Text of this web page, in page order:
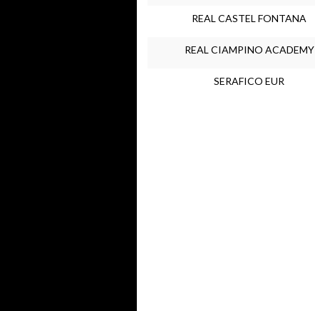
REAL CASTEL FONTANA
REAL CIAMPINO ACADEMY
SERAFICO EUR